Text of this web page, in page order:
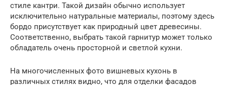
стиле кантри. Такой дизайн обычно использует
исключительно натуральные материалы, поэтому здесь
бордо присутствует как природный цвет древесины.
Соответственно, выбрать такой гарнитур может только
обладатель очень просторной и светлой кухни.
На многочисленных фото вишневых кухонь в
различных стилях видно, что для отделки фасадов